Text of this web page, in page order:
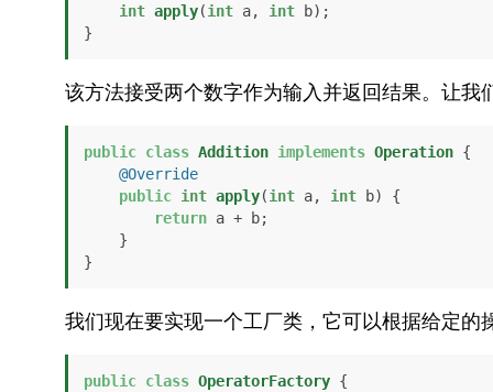
int apply(int a, int b) ;
}
该方法接受两个数字作为输入并返回结果。让我
public class Addition implements Operation {
@Override
public int apply(int a, int b)
{
return a + b;
}
我们现在要实现一个工厂类，它可以根据给定的
public class OperatorFactory {